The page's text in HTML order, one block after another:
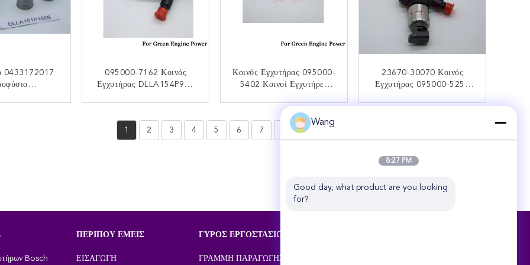
0433172017
095000-7162 Κοινός
Εγχυτήρας DLLA154P988
Κοινός Εγχυτήρας 095000-
5402 Κοινοί Εγχυτήρες
Ραγών Denso
ΕΠΙΚΟΙΝΩΝΉΣΤΕ
23670-30070 Κοινός
Εγχυτήρας 095000-5251
Εγχυτήρων Ραγών Denso
1 2 3 4 5 6 7 >
Bosch
ΠΕΡΊΠΟΥ ΕΜΕΊΣ
ΕΙΣΑΓΩΓΉ
ΓΎΡΟΣ ΕΡΓΟΣΤΑΣΊΩΝ
ΓΡΑΜΜΉ ΠΑΡΑΓΩΓΉΣ
Wang
8:27 PM
Good day, what product are you looking
for?